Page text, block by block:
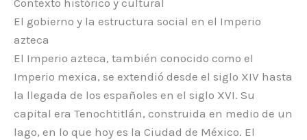
Contexto histórico y cultural
El gobierno y la estructura social en el Imperio
azteca
El Imperio azteca, también conocido como el
Imperio mexica, se extendió desde el siglo XIV hasta
la llegada de los españoles en el siglo XVI. Su
capital era Tenochtitlán, construida en medio de un
lago, en lo que hoy es la Ciudad de México. El